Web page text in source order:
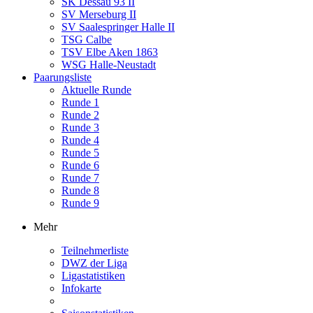
SV Merseburg II
SV Saalespringer Halle II
TSG Calbe
TSV Elbe Aken 1863
WSG Halle-Neustadt
Paarungsliste
Aktuelle Runde
Runde 1
Runde 2
Runde 3
Runde 4
Runde 5
Runde 6
Runde 7
Runde 8
Runde 9
Mehr
Teilnehmerliste
DWZ der Liga
Ligastatistiken
Infokarte